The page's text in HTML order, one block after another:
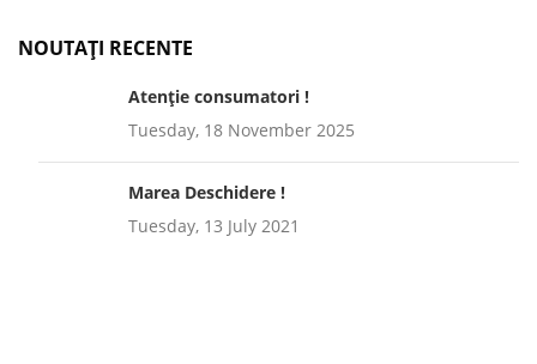
NOUTAȚI RECENTE
Atenție consumatori !
Tuesday, 18 November 2025
Marea Deschidere !
Tuesday, 13 July 2021